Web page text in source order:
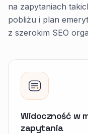
na zapytaniach
pobliżu i plan
z szerokim SEO
Widoczność w
zapytania